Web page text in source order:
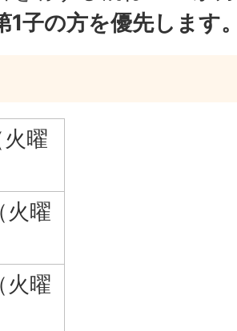
1子の方を優先します
曜
火曜
火曜